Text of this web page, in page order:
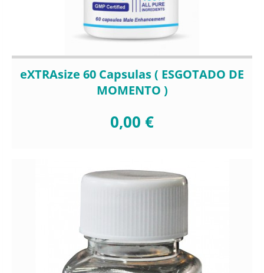
eXTRAsize 60 Capsulas ( ESGOTADO DE
MOMENTO )
0,00 €